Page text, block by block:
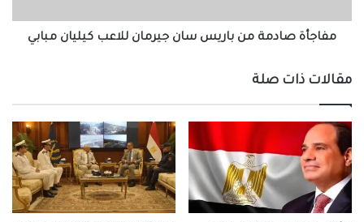
مبابي
مفاجأة صادمة من باريس سان جيرمان للاعب كيليان مبابي
مقالات ذات صلة